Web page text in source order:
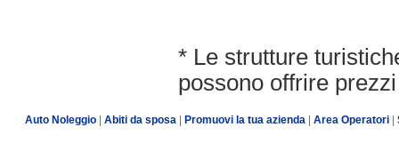
* Le strutture
possono offrire
Auto Noleggio Abiti da sposa Promuovi la tua azienda Area Operatori